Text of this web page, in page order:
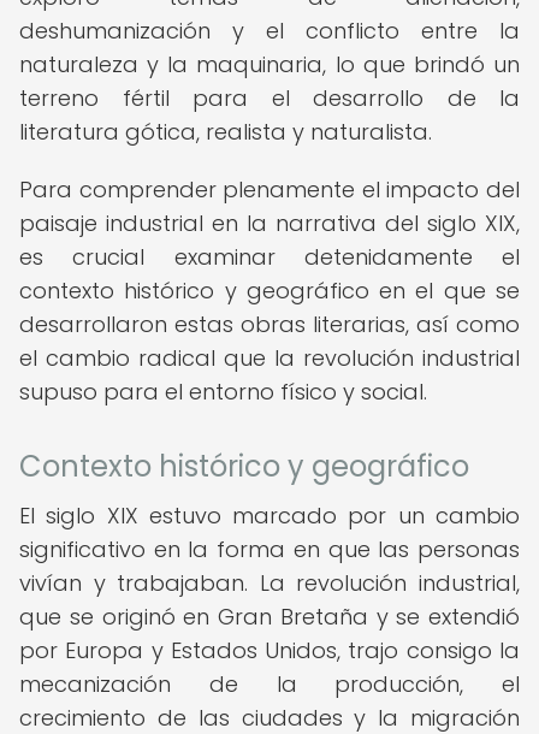
deshumanización y el conflicto entre la
naturaleza y la maquinaria, lo que brindó un
terreno fértil para el desarrollo de la
literatura gótica, realista y naturalista.
Para comprender plenamente el impacto del
paisaje industrial en la narrativa del siglo XIX,
es crucial examinar detenidamente el
contexto histórico y geográfico en el que se
desarrollaron estas obras literarias, así como
el cambio radical que la revolución industrial
supuso para el entorno físico y social.
Contexto histórico y geográfico
El siglo XIX estuvo marcado por un cambio
significativo en la forma en que las personas
vivían y trabajaban. La revolución industrial,
que se originó en Gran Bretaña y se extendió
por Europa y Estados Unidos, trajo consigo la
mecanización de la producción, el
crecimiento de las ciudades y la migración